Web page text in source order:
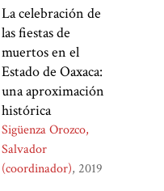
La celebración de
las fiestas de
muertos en el
Estado de Oaxaca:
una aproximación
histórica
Sigüenza Orozco,
Salvador
(coordinador) 2019